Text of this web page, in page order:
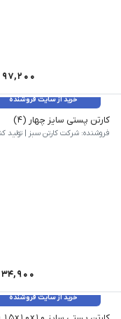
97,200
خرید از سایت فروشنده
کارتن پستی سایز چهار (۴)
وزن 186 گرم | ابعاد بیرونی 300 × 200 × 200 میلی‌متر | نام کالا کارتن پستی سایز چهار (4) | مدل فنی B01 | روش ساخت بسته بندی | تعداد لایه سه لایه | نوع فلوت EB / C | رنگ رویه قهوه ای
34,900
خرید از سایت فروشنده